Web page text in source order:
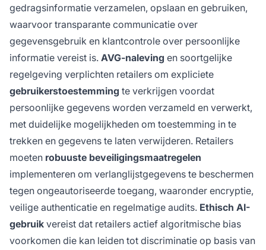
gedragsinformatie verzamelen, opslaan en gebruiken,
waarvoor transparante communicatie over
gegevensgebruik en klantcontrole over persoonlijke
informatie vereist is. AVG-naleving en soortgelijke
regelgeving verplichten retailers om expliciete
gebruikerstoestemming te verkrijgen voordat
persoonlijke gegevens worden verzameld en verwerkt,
met duidelijke mogelijkheden om toestemming in te
trekken en gegevens te laten verwijderen. Retailers
moeten robuuste beveiligingsmaatregelen
implementeren om verlanglijstgegevens te beschermen
tegen ongeautoriseerde toegang, waaronder encryptie,
veilige authenticatie en regelmatige audits. Ethisch AI-
gebruik vereist dat retailers actief algoritmische bias
voorkomen die kan leiden tot discriminatie op basis van